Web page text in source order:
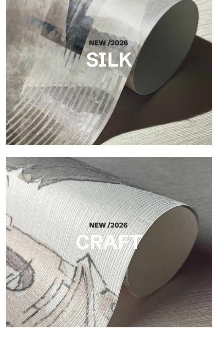
SILK
Silk
Helle und elegante Oberfläche mit feiner vertikaler Struktur,
die das Licht reflektiert und der Fläche Tiefe verleiht.
CRAFT